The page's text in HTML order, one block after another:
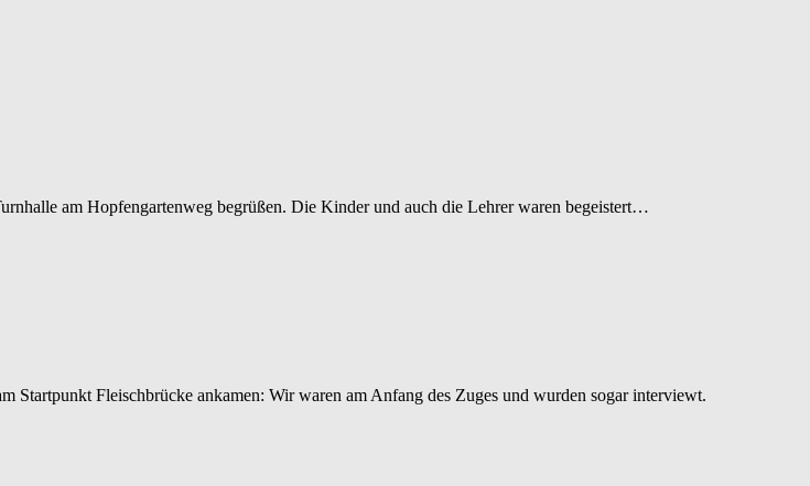
am Hopfengartenweg begrüßen. Die Kinder und auch die Lehrer waren begeistert…
Startpunkt Fleischbrücke ankamen: Wir waren am Anfang des Zuges und wurden sogar interviewt.